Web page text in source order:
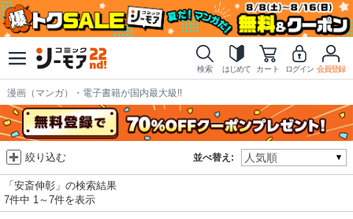
検索 はじめて カート ログイン 会員登録
漫画（マンガ）・電子書籍が国内最大級!!
並べ替え:
絞り込む
「安斎伸彰」の検索結果
7件中 1～7件を表示